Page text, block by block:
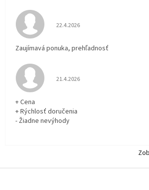
Hodnotenie obchodu je 5 z 5
22.4.2026
Zaujímavá ponuka, prehľadnosť
Hodnotenie obchodu je 5 z 5
21.4.2026
+ Cena
+ Rýchlosť doručenia
- Žiadne nevýhody